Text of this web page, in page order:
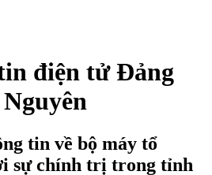
điện tử Đảng
tin về bộ máy tổ
sự chính trị trong tỉnh